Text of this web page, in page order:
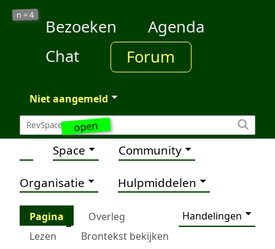
open
n =4
Bezoeken
Agenda
Chat
Forum
Niet aangemeld
Space Community
Organisatie Hulpmiddelen
Pagina Overleg
Handelingen
Lezen
Brontekst bekijken